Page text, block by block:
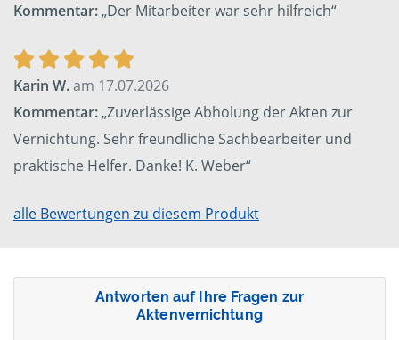
Kommentar:„Der Mitarbeiter war sehr hilfreich“
Karin W.am 17.07.2026
Kommentar:„Zuverlässige Abholung der Akten zur
Vernichtung. Sehr freundliche Sachbearbeiter und
praktische Helfer. Danke! K. Weber“
alle Bewertungen zu diesem Produkt
Antworten auf Ihre Fragen zur
Aktenvernichtung